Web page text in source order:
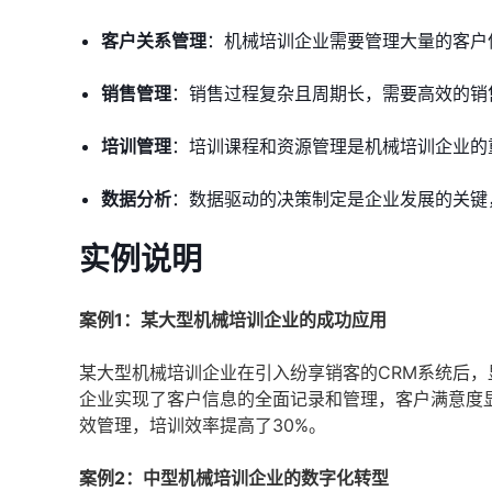
客户关系管理：机械培训企业需要管理大量的客
销售管理：销售过程复杂且周期长，需要高效的
培训管理：培训课程和资源管理是机械培训企业
数据分析：数据驱动的决策制定是企业发展的关
实例说明
案例1：某大型机械培训企业的成功应用
某大型机械培训企业在引入纷享销客的CRM系统后
企业实现了客户信息的全面记录和管理，客户满意
效管理，培训效率提高了30%。
案例2：中型机械培训企业的数字化转型